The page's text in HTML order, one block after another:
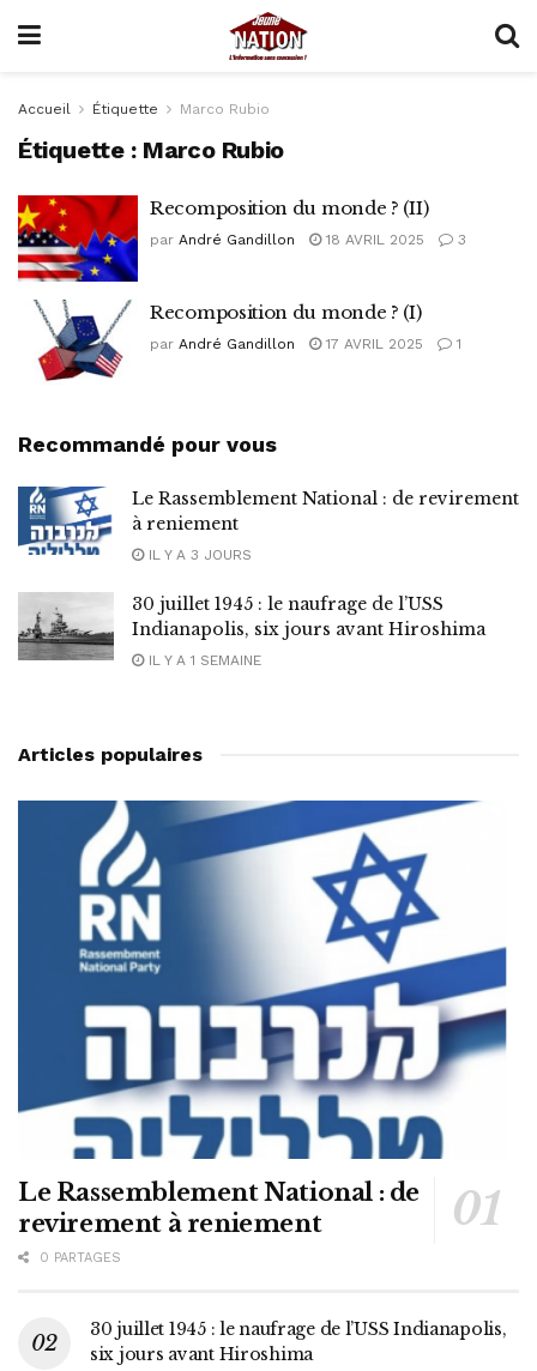
Accueil Étiquette Marco Rubio
Étiquette : Marco Rubio
Recomposition du monde ? (II)
par André Gandillon 18 AVRIL 2025 3
Recomposition du monde ? (I)
par André Gandillon 17 AVRIL 2025 1
Recommandé pour vous
Le Rassemblement National : de revirement
à reniement
IL Y A 3 JOURS
30 juillet 1945 : le naufrage de l’USS
Indianapolis, six jours avant Hiroshima
IL Y A 1 SEMAINE
Articles populaires
Le Rassemblement National : de
revirement à reniement
0 PARTAGES
30 juillet 1945 : le naufrage de l’USS Indianapolis,
six jours avant Hiroshima